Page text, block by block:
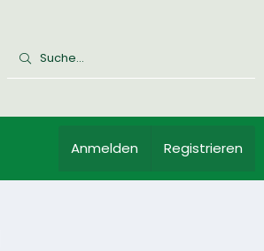
Anmelden Registrieren